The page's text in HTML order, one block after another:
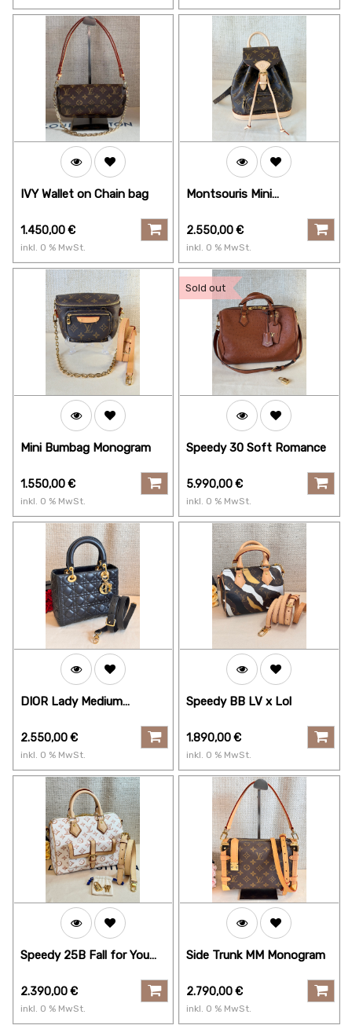
IVY Wallet on Chain bag
1.450,00€
inkl. 0 % MwSt.
Montsouris Mini
2.550,00€
inkl. 0 % MwSt.
Mini Bumbag Monogram
1.550,00€
inkl. 0 % MwSt.
Sold out
Speedy 30 Soft Romance
5.990,00€
inkl. 0 % MwSt.
DIOR Lady Medium
2.550,00€
inkl. 0 % MwSt.
Speedy BB LV x Lol
1.890,00€
inkl. 0 % MwSt.
Speedy 25B Fall for You
2.390,00€
inkl. 0 % MwSt.
Side Trunk MM Monogram
2.790,00€
inkl. 0 % MwSt.